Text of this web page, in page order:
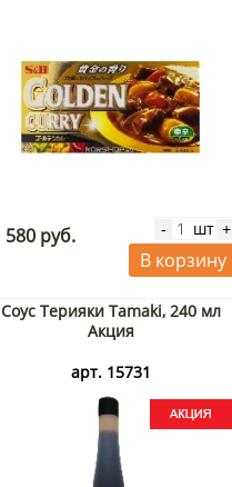
580 руб. - шт +
В корзину
Соус Терияки Tamaki, 240 мл
Акция
арт. 15731